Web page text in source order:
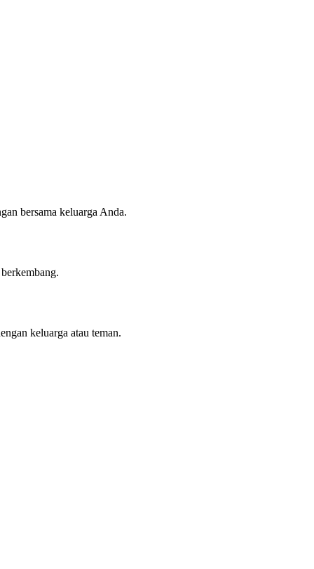
bersama keluarga Anda.
keluarga atau teman.